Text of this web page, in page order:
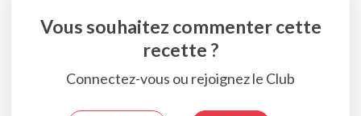
Vous souhaitez commenter cette
recette ?
Connectez-vous ou rejoignez le Club